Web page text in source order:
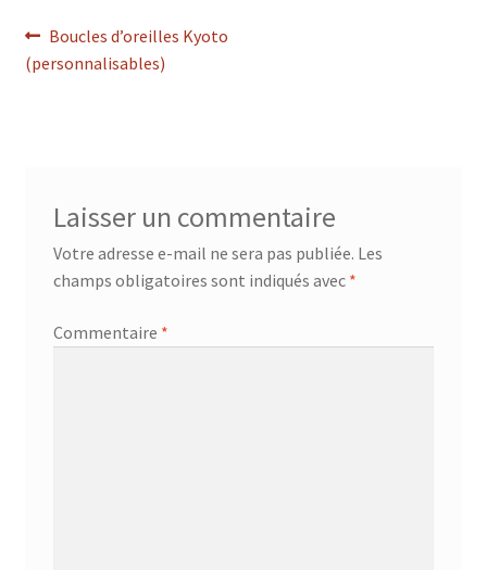
Navigation
de
Article
précédent :
Boucles d’oreilles Kyoto
(personnalisables)
Laisser un commentaire
Votre adresse e-mail ne sera pas publiée. Les
champs obligatoires sont indiqués avec *
Commentaire *